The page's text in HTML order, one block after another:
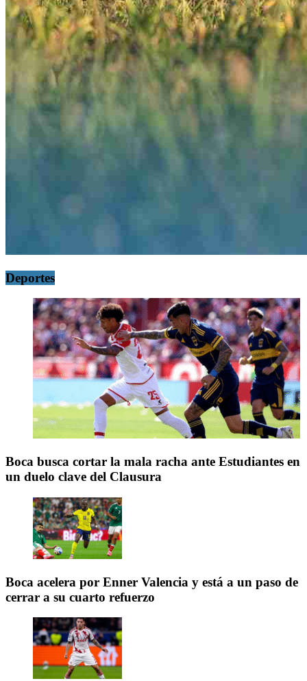
Deportes
Boca busca cortar la mala racha ante Estudiantes en
un duelo clave del Clausura
Boca acelera por Enner Valencia y está a un paso de
cerrar a su cuarto refuerzo